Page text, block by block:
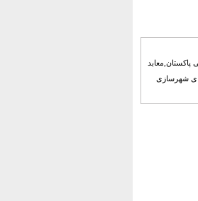
شهرسازی